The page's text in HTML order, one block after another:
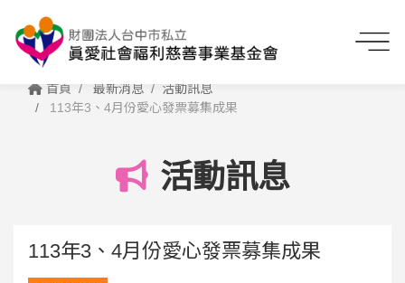
首頁 最新消息
活動訊息
113年3、4月份愛心發票募集成果
活動訊息
113年3、4月份愛心發票募集成果